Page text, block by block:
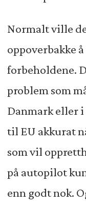
Normalt ville
oppoverbakke
forbeholdene.
problem som
Danmark eller
til EU akkurat
som vil
på autopilot
enn godt nok.